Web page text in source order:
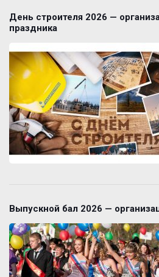
День строителя 2026 —
праздника
Выпускной бал 2026 —